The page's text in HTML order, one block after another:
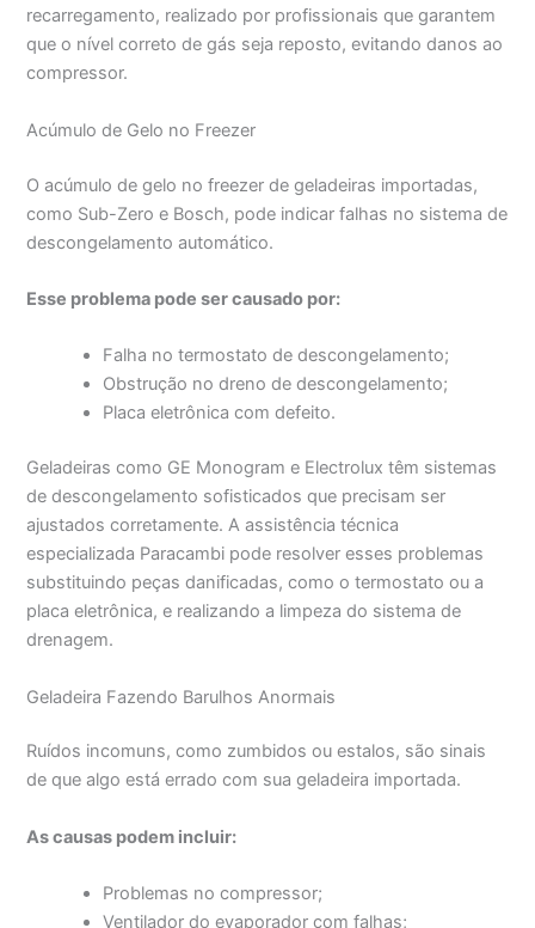
recarregamento, realizado por profissionais que garantem
que o nível correto de gás seja reposto, evitando danos ao
compressor.
Acúmulo de Gelo no Freezer
O acúmulo de gelo no freezer de geladeiras importadas,
como Sub-Zero e Bosch, pode indicar falhas no sistema de
descongelamento automático.
Esse problema pode ser causado por:
Falha no termostato de descongelamento;
Obstrução no dreno de descongelamento;
Placa eletrônica com defeito.
Geladeiras como GE Monogram e Electrolux têm sistemas
de descongelamento sofisticados que precisam ser
ajustados corretamente. A assistência técnica
especializada Paracambi pode resolver esses problemas
substituindo peças danificadas, como o termostato ou a
placa eletrônica, e realizando a limpeza do sistema de
drenagem.
Geladeira Fazendo Barulhos Anormais
Ruídos incomuns, como zumbidos ou estalos, são sinais
de que algo está errado com sua geladeira importada.
As causas podem incluir:
Problemas no compressor;
Ventilador do evaporador com falhas;